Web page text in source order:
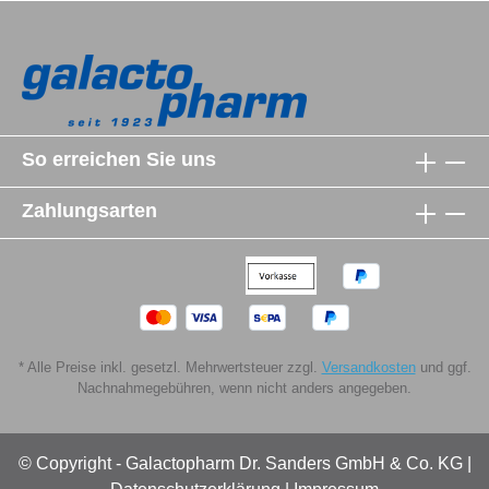
Flüssigkeit lassen sich die Lactisol Tropfen exakt
dosieren und somit ganz leicht einnehmen - auch
unterwegs.- ohne Alkohol - glutenfrei - ohne
künstliche Konservierungs- oder Süßungsmittel - frei
von Fetten Darreichungsform und Packungsgrößen -
Tropfflasche mit 50 ml (PZN 00603069) -
Tropfflasche mit 100 ml (PZN 00603075) -
Tropfflasche mit 250 ml (PZN 00603081) -
Klinikpackung mit 4 x 250 ml (PZN 00173290)
Lactisol® liquidum. Wirkstoff:
Sauermilchmolkenkonzentrat Zus.: 10 g
Sauermilchmolkenkonzentrat. Ind.: Traditionell
angewendet zur Unterstützung der
Erfahrung. Zu Risiken und Nebenwirkungen lesen
So erreichen Sie uns
Zahlungsarten
* Alle Preise inkl. gesetzl. Mehrwertsteuer zzgl. Versandkostenund ggf.
Nachnahmegebühren, wenn nicht anders angegeben.
© Copyright - Galactopharm Dr. Sanders GmbH & Co. KG |